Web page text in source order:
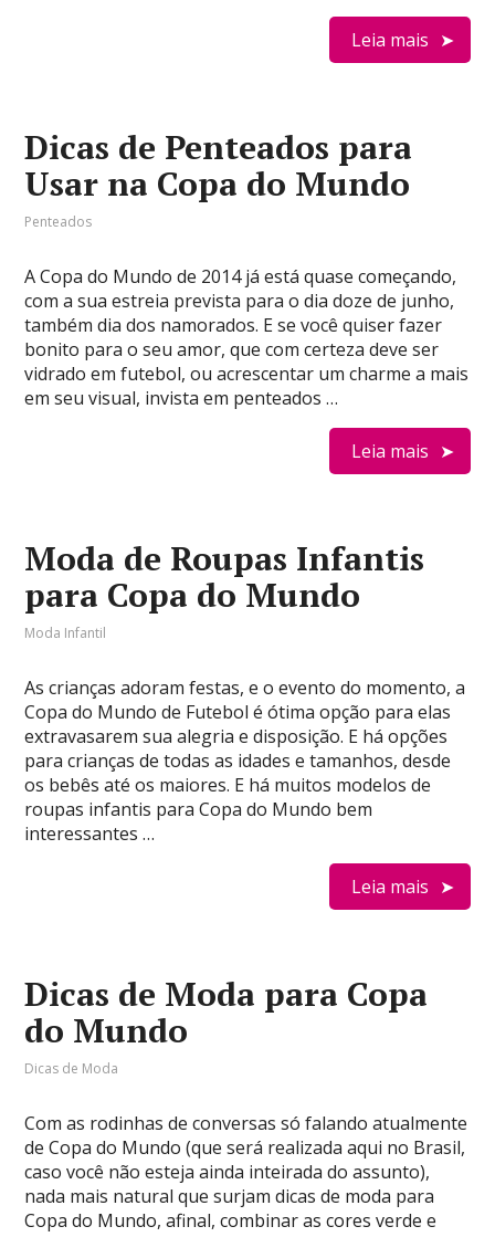
Leia mais
Dicas de Penteados para
Usar na Copa do Mundo
Penteados
A Copa do Mundo de 2014 já está quase começando,
com a sua estreia prevista para o dia doze de junho,
também dia dos namorados. E se você quiser fazer
bonito para o seu amor, que com certeza deve ser
vidrado em futebol, ou acrescentar um charme a mais
em seu visual, invista em penteados …
Leia mais
Moda de Roupas Infantis
para Copa do Mundo
Moda Infantil
As crianças adoram festas, e o evento do momento, a
Copa do Mundo de Futebol é ótima opção para elas
extravasarem sua alegria e disposição. E há opções
para crianças de todas as idades e tamanhos, desde
os bebês até os maiores. E há muitos modelos de
roupas infantis para Copa do Mundo bem
interessantes …
Leia mais
Dicas de Moda para Copa
do Mundo
Dicas de Moda
Com as rodinhas de conversas só falando atualmente
de Copa do Mundo (que será realizada aqui no Brasil,
caso você não esteja ainda inteirada do assunto),
nada mais natural que surjam dicas de moda para
Copa do Mundo, afinal, combinar as cores verde e